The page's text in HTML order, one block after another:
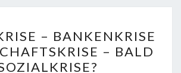
BANKENKRISE
– BANKENKRISE
– BALD